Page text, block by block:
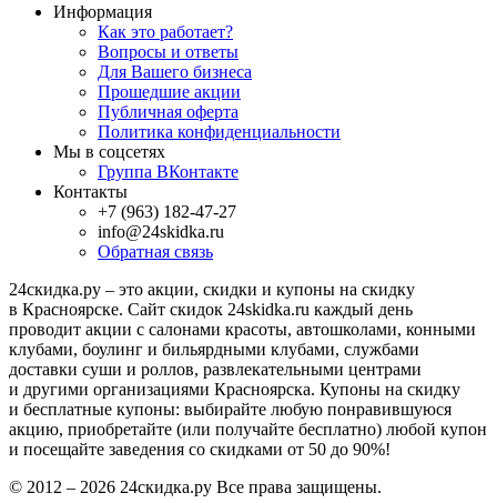
Информация
Как это работает?
Вопросы и ответы
Для Вашего бизнеса
Прошедшие акции
Публичная оферта
Политика конфиденциальности
Мы в соцсетях
Группа ВКонтакте
Контакты
+7 (963) 182-47-27
info@24skidka.ru
Обратная связь
24скидка.ру – это акции, скидки и купоны на скидку
в Красноярске. Сайт скидок 24skidka.ru каждый день
проводит акции с салонами красоты, автошколами, конными
клубами, боулинг и бильярдными клубами, службами
доставки суши и роллов, развлекательными центрами
и другими организациями Красноярска. Купоны на скидку
и бесплатные купоны: выбирайте любую понравившуюся
акцию, приобретайте (или получайте бесплатно) любой купон
и посещайте заведения со скидками от 50 до 90%!
© 2012 – 2026 24скидка.ру Все права защищены.